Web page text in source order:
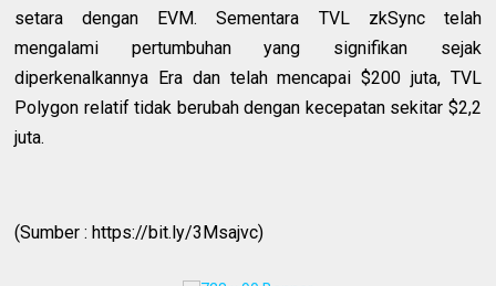
setara dengan EVM. Sementara TVL zkSync telah
mengalami pertumbuhan yang signifikan sejak
diperkenalkannya Era dan telah mencapai $200 juta, TVL
Polygon relatif tidak berubah dengan kecepatan sekitar $2,2
juta.
(Sumber : https://bit.ly/3Msajvc)